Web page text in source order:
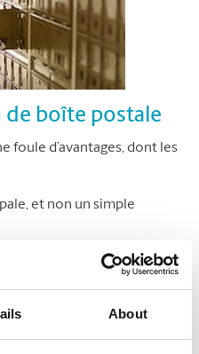
About
de boîte postale
foule d’avantages, dont les
et non un simple
boîte postale en tout temps,